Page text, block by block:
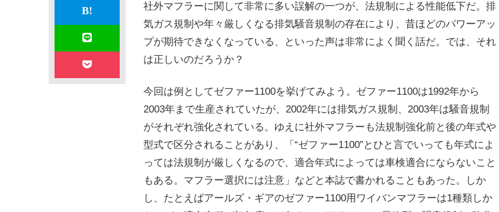
社外マフラーに関して非常に多い誤解の一つが、法規制による性能低下だ。排
気ガス規制や年々厳しくなる排気騒音規制の存在により、昔ほどのパワーアッ
プが期待できなくなっている、といった声は非常によく聞く話だ。では、それ
は正しいのだろうか？
今回は例としてゼファー1100を挙げてみよう。ゼファー1100は1992年から
2003年まで生産されていたが、2002年には排気ガス規制、2003年は騒音規制
がそれぞれ強化されている。ゆえに社外マフラーも法規制強化前と後の年式や
型式で区分されることがあり、「“ゼファー1100”とひと言でいっても年式によ
っては法規制が厳しくなるので、適合年式によっては車検適合にならないこと
もある。マフラー選択には注意」などと本誌で書かれることもあった。しか
し、たとえばアールズ・ギアのゼファー1100用ワイバンマフラーは1種類しか